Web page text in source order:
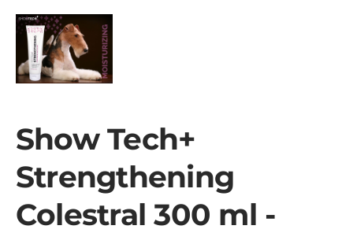
Show Tech+
Strengthening
Colestral 300 ml -